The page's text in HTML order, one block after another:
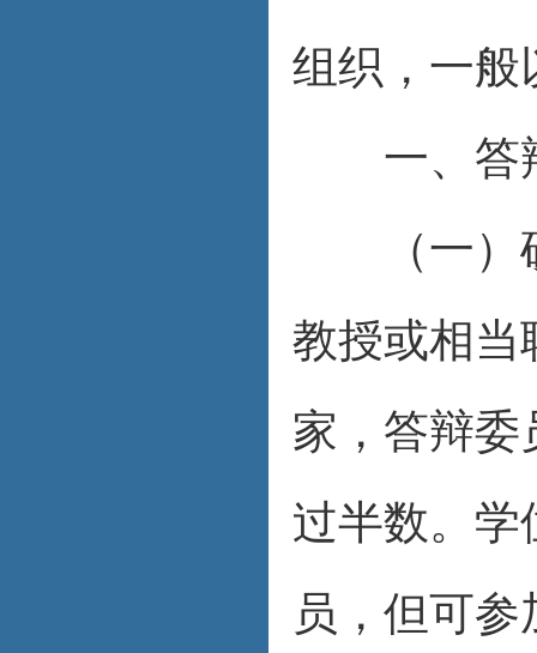
组织，一般
一、答
（一）硕
教授或相当
家，答辩委
过半数。学
员，但可